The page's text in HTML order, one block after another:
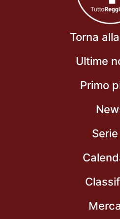
Torna
Ultime
Primo
Serie